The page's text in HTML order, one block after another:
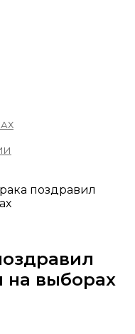
поздравил
на выборах